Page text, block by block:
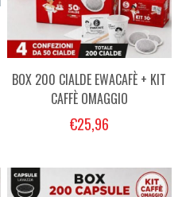
BOX 200 CIALDE EWACAFÈ + KIT
CAFFÈ OMAGGIO
€25,96